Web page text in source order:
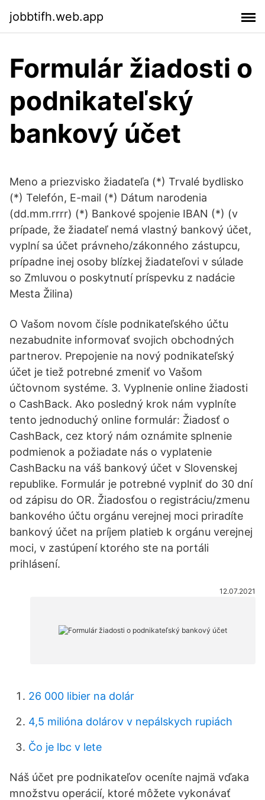
jobbtifh.web.app
Formulár žiadosti o
podnikateľský
bankový účet
Meno a priezvisko žiadateľa (*) Trvalé bydlisko
(*) Telefón, E-mail (*) Dátum narodenia
(dd.mm.rrrr) (*) Bankové spojenie IBAN (*) (v
prípade, že žiadateľ nemá vlastný bankový účet,
vyplní sa účet právneho/zákonného zástupcu,
prípadne inej osoby blízkej žiadateľovi v súlade
so Zmluvou o poskytnutí príspevku z nadácie
Mesta Žilina)
O Vašom novom čísle podnikateľského účtu
nezabudnite informovať svojich obchodných
partnerov. Prepojenie na nový podnikateľský
účet je tiež potrebné zmeniť vo Vašom
účtovnom systéme. 3. Vyplnenie online žiadosti
o CashBack. Ako posledný krok nám vyplníte
tento jednoduchý online formulár: Žiadosť o
CashBack, cez ktorý nám oznámite splnenie
podmienok a požiadate nás o vyplatenie
CashBacku na váš bankový účet v Slovenskej
republike. Formulár je potrebné vyplniť do 30 dní
od zápisu do OR. Žiadosťou o registráciu/zmenu
bankového účtu orgánu verejnej moci priradíte
bankový účet na príjem platieb k orgánu verejnej
moci, v zastúpení ktorého ste na portáli
prihlásení.
12.07.2021
26 000 libier na dolár
4,5 milióna dolárov v nepálskych rupiách
Čo je lbc v lete
Náš účet pre podnikateľov oceníte najmä vďaka
množstvu operácií, ktoré môžete vykonávať